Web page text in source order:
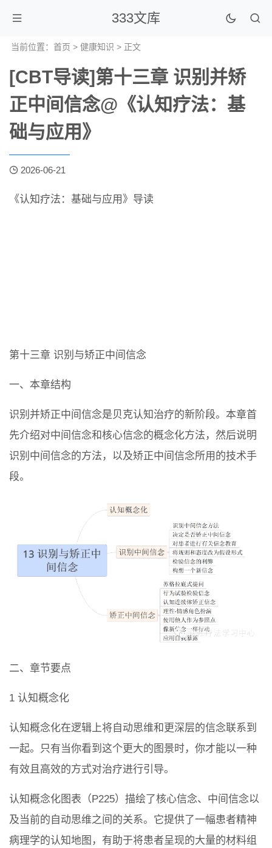
333文库
当前位置： 首页 > 健康知识 > 正文
[CBT导读]第十三章 识别并矫
正中间信念@《认知疗法：基
础与应用》
2026-06-21
《认知疗法：基础与应用》导读
第十三章 识别与矫正中间信念
一、本章结构
识别并矫正中间信念是贝克认知治疗的新阶段。本章首
先介绍对中间信念和核心信念的概念化方法，然后说明
识别中间信念的方法，以及矫正中间信念所用的技术手
段。
二、章节要点
1 认知概念化
认知概念化在逻辑上将自动思维和更深层的信念联系到
一起。只有当你看到这个更大的图景时，你才能以一种
有效且高效的方式对治疗进行引导。
认知概念化图表（P225）描绘了核心信念、中间信念以
及当前的自动思维之间的关系。它提供了一幅患者精神
病理学的认知地图，有助于将患者呈现的大量的材料组